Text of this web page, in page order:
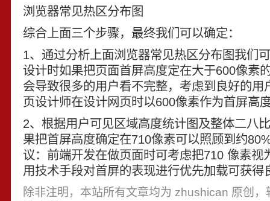
浏览器常见热区分布图
综合上面三个步骤，最终我们可以确定：
1、通过分析上面浏览器常见热区分布图我们
设计时如果把页面首屏高度定在大于600像素
会导致很多的用户看不完整，考虑到良好的用
页设计师在设计网页时以600像素作为首屏高
2、根据用户可见区域高度统计图及整体二八
果把首屏高度确定在710像素可以照顾到约
议：前端开发在做页面时可考虑把710 像素视
用技术手段对首屏的表现进行优先加载可获得
除非注明，本站所有文章均为 zhushican 原创